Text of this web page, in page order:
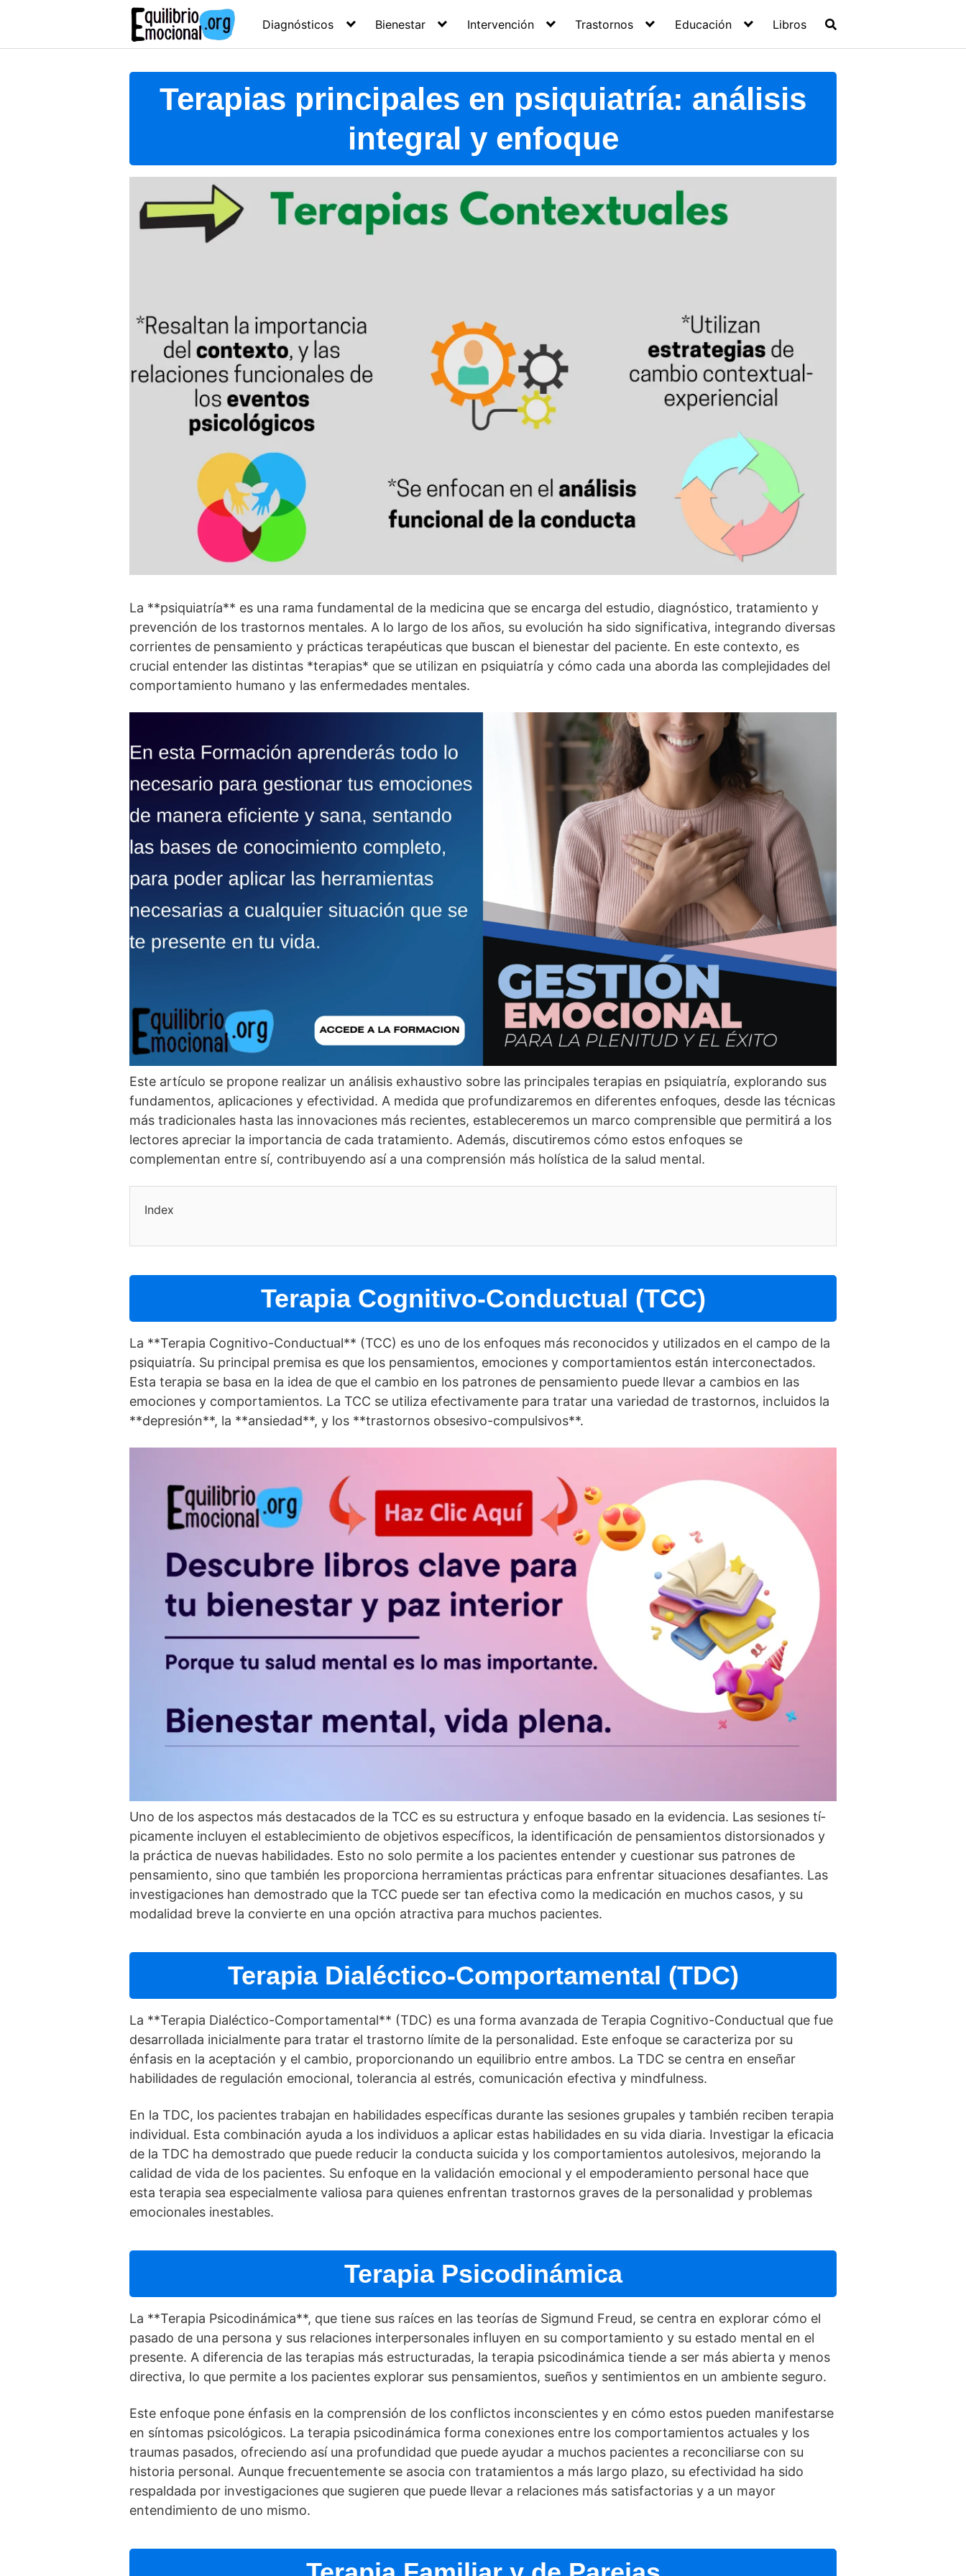
Diagnósticos Bienestar Intervención Trastornos Educación Libros
Terapias principales en psiquiatrí­a: análisis
integral y enfoque
La **psiquiatrí­a** es una rama fundamental de la medicina que se encarga del estudio, diagnóstico, tratamiento y
prevención de los trastornos mentales. A lo largo de los años, su evolución ha sido significativa, integrando diversas
corrientes de pensamiento y prácticas terapéuticas que buscan el bienestar del paciente. En este contexto, es
crucial entender las distintas *terapias* que se utilizan en psiquiatrí­a y cómo cada una aborda las complejidades del
comportamiento humano y las enfermedades mentales.
Este artí­culo se propone realizar un análisis exhaustivo sobre las principales terapias en psiquiatrí­a, explorando sus
fundamentos, aplicaciones y efectividad. A medida que profundizaremos en diferentes enfoques, desde las técnicas
más tradicionales hasta las innovaciones más recientes, estableceremos un marco comprensible que permitirá a los
lectores apreciar la importancia de cada tratamiento. Además, discutiremos cómo estos enfoques se
complementan entre sí­, contribuyendo así­ a una comprensión más holí­stica de la salud mental.
Index
Terapia Cognitivo-Conductual (TCC)
La **Terapia Cognitivo-Conductual** (TCC) es uno de los enfoques más reconocidos y utilizados en el campo de la
psiquiatrí­a. Su principal premisa es que los pensamientos, emociones y comportamientos están interconectados.
Esta terapia se basa en la idea de que el cambio en los patrones de pensamiento puede llevar a cambios en las
emociones y comportamientos. La TCC se utiliza efectivamente para tratar una variedad de trastornos, incluidos la
**depresión**, la **ansiedad**, y los **trastornos obsesivo-compulsivos**.
Uno de los aspectos más destacados de la TCC es su estructura y enfoque basado en la evidencia. Las sesiones tí­
picamente incluyen el establecimiento de objetivos especí­ficos, la identificación de pensamientos distorsionados y
la práctica de nuevas habilidades. Esto no solo permite a los pacientes entender y cuestionar sus patrones de
pensamiento, sino que también les proporciona herramientas prácticas para enfrentar situaciones desafiantes. Las
investigaciones han demostrado que la TCC puede ser tan efectiva como la medicación en muchos casos, y su
modalidad breve la convierte en una opción atractiva para muchos pacientes.
Terapia Dialéctico-Comportamental (TDC)
La **Terapia Dialéctico-Comportamental** (TDC) es una forma avanzada de Terapia Cognitivo-Conductual que fue
desarrollada inicialmente para tratar el trastorno lí­mite de la personalidad. Este enfoque se caracteriza por su
énfasis en la aceptación y el cambio, proporcionando un equilibrio entre ambos. La TDC se centra en enseñar
habilidades de regulación emocional, tolerancia al estrés, comunicación efectiva y mindfulness.
En la TDC, los pacientes trabajan en habilidades especí­ficas durante las sesiones grupales y también reciben terapia
individual. Esta combinación ayuda a los individuos a aplicar estas habilidades en su vida diaria. Investigar la eficacia
de la TDC ha demostrado que puede reducir la conducta suicida y los comportamientos autolesivos, mejorando la
calidad de vida de los pacientes. Su enfoque en la validación emocional y el empoderamiento personal hace que
esta terapia sea especialmente valiosa para quienes enfrentan trastornos graves de la personalidad y problemas
emocionales inestables.
Terapia Psicodinámica
La **Terapia Psicodinámica**, que tiene sus raí­ces en las teorí­as de Sigmund Freud, se centra en explorar cómo el
pasado de una persona y sus relaciones interpersonales influyen en su comportamiento y su estado mental en el
presente. A diferencia de las terapias más estructuradas, la terapia psicodinámica tiende a ser más abierta y menos
directiva, lo que permite a los pacientes explorar sus pensamientos, sueños y sentimientos en un ambiente seguro.
Este enfoque pone énfasis en la comprensión de los conflictos inconscientes y en cómo estos pueden manifestarse
en sí­ntomas psicológicos. La terapia psicodinámica forma conexiones entre los comportamientos actuales y los
traumas pasados, ofreciendo así­ una profundidad que puede ayudar a muchos pacientes a reconciliarse con su
historia personal. Aunque frecuentemente se asocia con tratamientos a más largo plazo, su efectividad ha sido
respaldada por investigaciones que sugieren que puede llevar a relaciones más satisfactorias y a un mayor
entendimiento de uno mismo.